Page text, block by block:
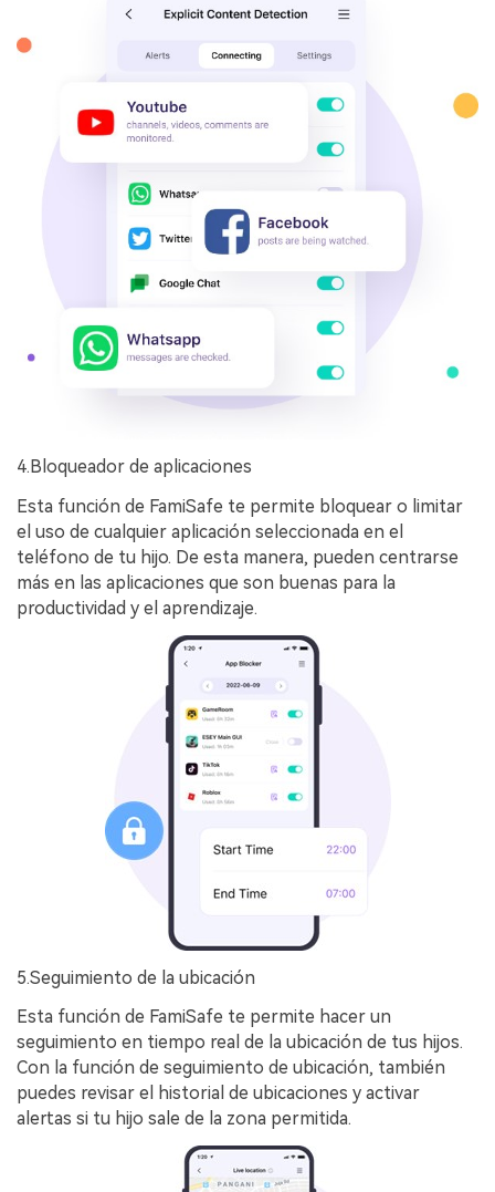
4.Bloqueador de aplicaciones
Esta función de FamiSafe te permite bloquear o limitar
el uso de cualquier aplicación seleccionada en el
teléfono de tu hijo. De esta manera, pueden centrarse
más en las aplicaciones que son buenas para la
productividad y el aprendizaje.
5.Seguimiento de la ubicación
Esta función de FamiSafe te permite hacer un
seguimiento en tiempo real de la ubicación de tus hijos.
Con la función de seguimiento de ubicación, también
puedes revisar el historial de ubicaciones y activar
alertas si tu hijo sale de la zona permitida.